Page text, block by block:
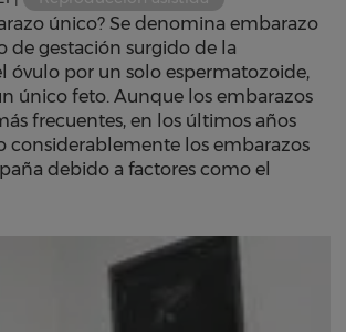
único? Se denomina embarazo
de gestación surgido de la
óvulo por un solo espermatozoide,
único feto. Aunque los embarazos
frecuentes, en los últimos años
considerablemente los embarazos
debido a factores como el